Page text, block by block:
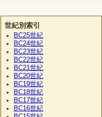
世紀別索引
BC25世紀
BC24世紀
BC23世紀
BC22世紀
BC21世紀
BC20世紀
BC19世紀
BC18世紀
BC17世紀
BC16世紀